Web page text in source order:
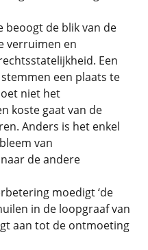
beoogt de blik van de
verruimen en
Een
een plaats te
niet het
koste gaat van de
Anders is het enkel
van
de andere
moedigt ‘de
in de loopgraaf van
aan tot de ontmoeting